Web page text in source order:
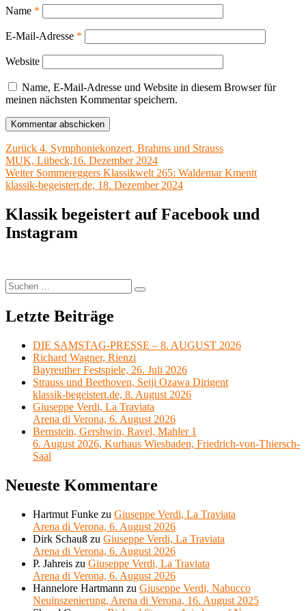
Name *
E-Mail-Adresse *
Website
Name, E-Mail-Adresse und Website in diesem Browser für
meinen nächsten Kommentar speichern.
Beitragsnavigation
Zurück Vorheriger
Beitrag:
4. Symphoniekonzert, Brahms und Strauss
MUK, Lübeck,16. Dezember 2024
Weiter Nächster
Beitrag:
Sommereggers Klassikwelt 265: Waldemar Kmentt
klassik-begeistert.de, 18. Dezember 2024
Klassik begeistert auf Facebook und
Instagram
Suchen
nach:
Suchen
Letzte Beiträge
DIE SAMSTAG-PRESSE – 8. AUGUST 2026
Richard Wagner, Rienzi
Bayreuther Festspiele, 26. Juli 2026
Strauss und Beethoven, Seiji Ozawa Dirigent
klassik-begeistert.de, 8. August 2026
Giuseppe Verdi, La Traviata
Arena di Verona, 6. August 2026
Bernstein, Gershwin, Ravel, Mahler 1
6. August 2026, Kurhaus Wiesbaden, Friedrich-von-Thiersch-
Saal
Neueste Kommentare
Hartmut Funke zu Giuseppe Verdi, La Traviata
Arena di Verona, 6. August 2026
Dirk Schauß zu Giuseppe Verdi, La Traviata
Arena di Verona, 6. August 2026
P. Jahreis zu Giuseppe Verdi, La Traviata
Arena di Verona, 6. August 2026
Hannelore Hartmann zu Giuseppe Verdi, Nabucco
Neuinszenierung, Arena di Verona, 16. August 2025